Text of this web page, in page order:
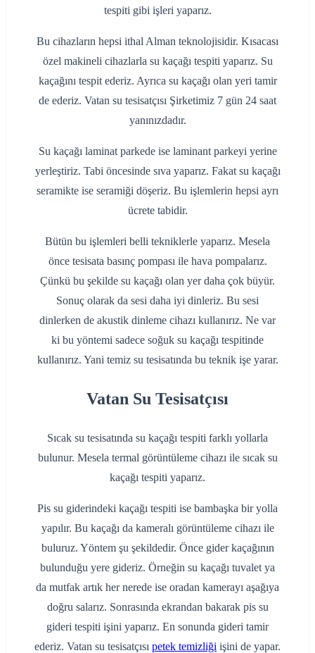
tespiti gibi işleri yaparız.
Bu cihazların hepsi ithal Alman teknolojisidir. Kısacası
özel makineli cihazlarla su kaçağı tespiti yaparız. Su
kaçağını tespit ederiz. Ayrıca su kaçağı olan yeri tamir
de ederiz. Vatan su tesisatçısı Şirketimiz 7 gün 24 saat
yanınızdadır.
Su kaçağı laminat parkede ise laminant parkeyi yerine
yerleştiriz. Tabi öncesinde sıva yaparız. Fakat su kaçağı
seramikte ise seramiği döşeriz. Bu işlemlerin hepsi ayrı
ücrete tabidir.
Bütün bu işlemleri belli tekniklerle yaparız. Mesela
önce tesisata basınç pompası ile hava pompalarız.
Çünkü bu şekilde su kaçağı olan yer daha çok büyür.
Sonuç olarak da sesi daha iyi dinleriz. Bu sesi
dinlerken de akustik dinleme cihazı kullanırız. Ne var
ki bu yöntemi sadece soğuk su kaçağı tespitinde
kullanırız. Yani temiz su tesisatında bu teknik işe yarar.
Vatan Su Tesisatçısı
Sıcak su tesisatında su kaçağı tespiti farklı yollarla
bulunur. Mesela termal görüntüleme cihazı ile sıcak su
kaçağı tespiti yaparız.
Pis su giderindeki kaçağı tespiti ise bambaşka bir yolla
yapılır. Bu kaçağı da kameralı görüntüleme cihazı ile
buluruz. Yöntem şu şekildedir. Önce gider kaçağının
bulunduğu yere gideriz. Örneğin su kaçağı tuvalet ya
da mutfak artık her nerede ise oradan kamerayı aşağıya
doğru salarız. Sonrasında ekrandan bakarak pis su
gideri tespiti işini yaparız. En sonunda gideri tamir
ederiz. Vatan su tesisatçısı petek temizliği işini de yapar.